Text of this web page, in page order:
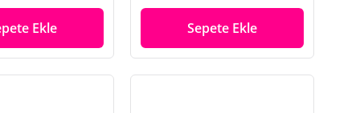
Ekle Sepete Ekle